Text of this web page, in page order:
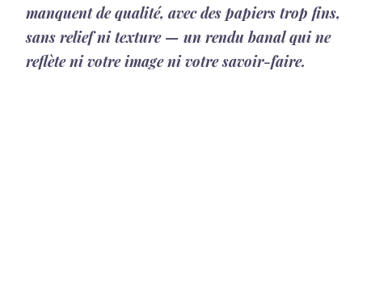
manquent de qualité, avec des papiers trop fins,
sans relief ni texture — un rendu banal qui ne
reflète ni votre image ni votre savoir-faire.